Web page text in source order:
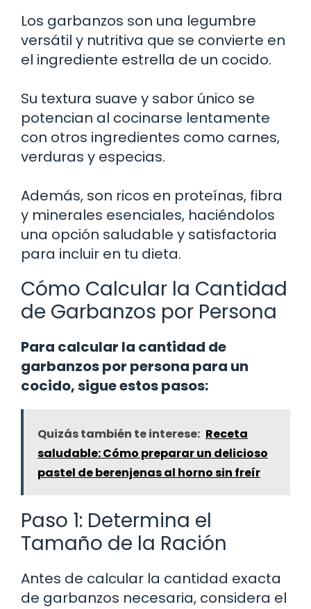
Los garbanzos son una legumbre
versátil y nutritiva que se convierte en
el ingrediente estrella de un cocido.
Su textura suave y sabor único se
potencian al cocinarse lentamente
con otros ingredientes como carnes,
verduras y especias.
Además, son ricos en proteínas, fibra
y minerales esenciales, haciéndolos
una opción saludable y satisfactoria
para incluir en tu dieta.
Cómo Calcular la Cantidad
de Garbanzos por Persona
Para calcular la cantidad de
garbanzos por persona para un
cocido, sigue estos pasos:
Quizás también te interese: Receta
saludable: Cómo preparar un delicioso
pastel de berenjenas al horno sin freír
Paso 1: Determina el
Tamaño de la Ración
Antes de calcular la cantidad exacta
de garbanzos necesaria, considera el